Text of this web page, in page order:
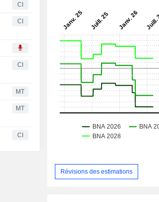
CI
CI
CI
MT
MT
CI
Révisions des estimations